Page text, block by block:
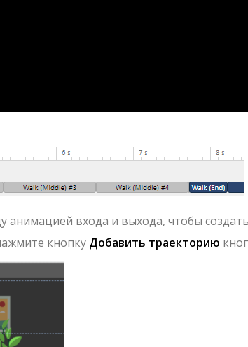
анимацией входа и выхода, чтобы
кнопку Добавить траекторию